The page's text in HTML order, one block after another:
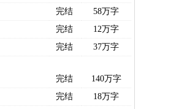
完结
58万字
完结
12万字
完结 37万字
完结
140万字
完结
18万字